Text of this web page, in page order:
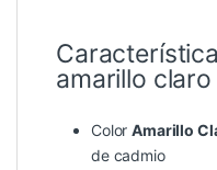
amarillo
ColorAmarillo
de cadmio